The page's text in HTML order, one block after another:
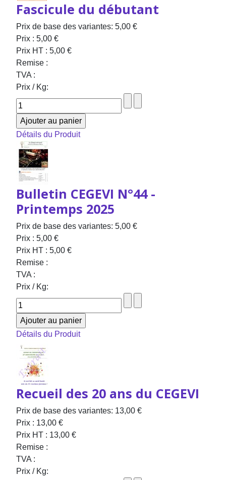
Fascicule du débutant
Prix de base des variantes: 5,00 €
Prix : 5,00 €
Prix HT : 5,00 €
Remise :
TVA :
Prix / Kg:
Détails du Produit
Bulletin CEGEVI N°44 -
Printemps 2025
Prix de base des variantes: 5,00 €
Prix : 5,00 €
Prix HT : 5,00 €
Remise :
TVA :
Prix / Kg:
Détails du Produit
Recueil des 20 ans du CEGEVI
Prix de base des variantes: 13,00 €
Prix : 13,00 €
Prix HT : 13,00 €
Remise :
TVA :
Prix / Kg: